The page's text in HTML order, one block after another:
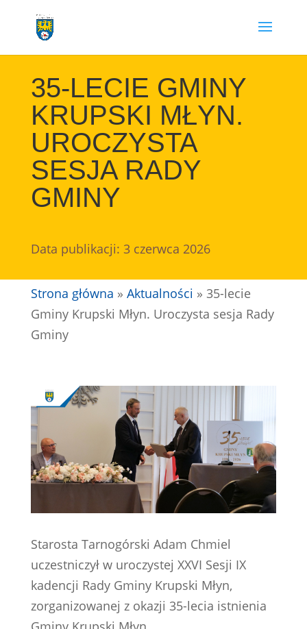
35-LECIE GMINY
KRUPSKI MŁYN.
UROCZYSTA
SESJA RADY
GMINY
Data publikacji: 3 czerwca 2026
Strona główna » Aktualności » 35-lecie
Gminy Krupski Młyn. Uroczysta sesja Rady
Gminy
Starosta Tarnogórski Adam Chmiel
uczestniczył w uroczystej XXVI Sesji IX
kadencji Rady Gminy Krupski Młyn,
zorganizowanej z okazji 35-lecia istnienia